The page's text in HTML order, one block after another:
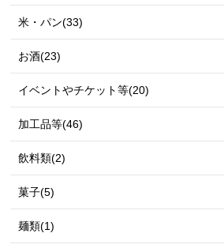
米・パン(33)
お酒(23)
イベントやチケット等(20)
加工品等(46)
飲料類(2)
菓子(5)
麺類(1)